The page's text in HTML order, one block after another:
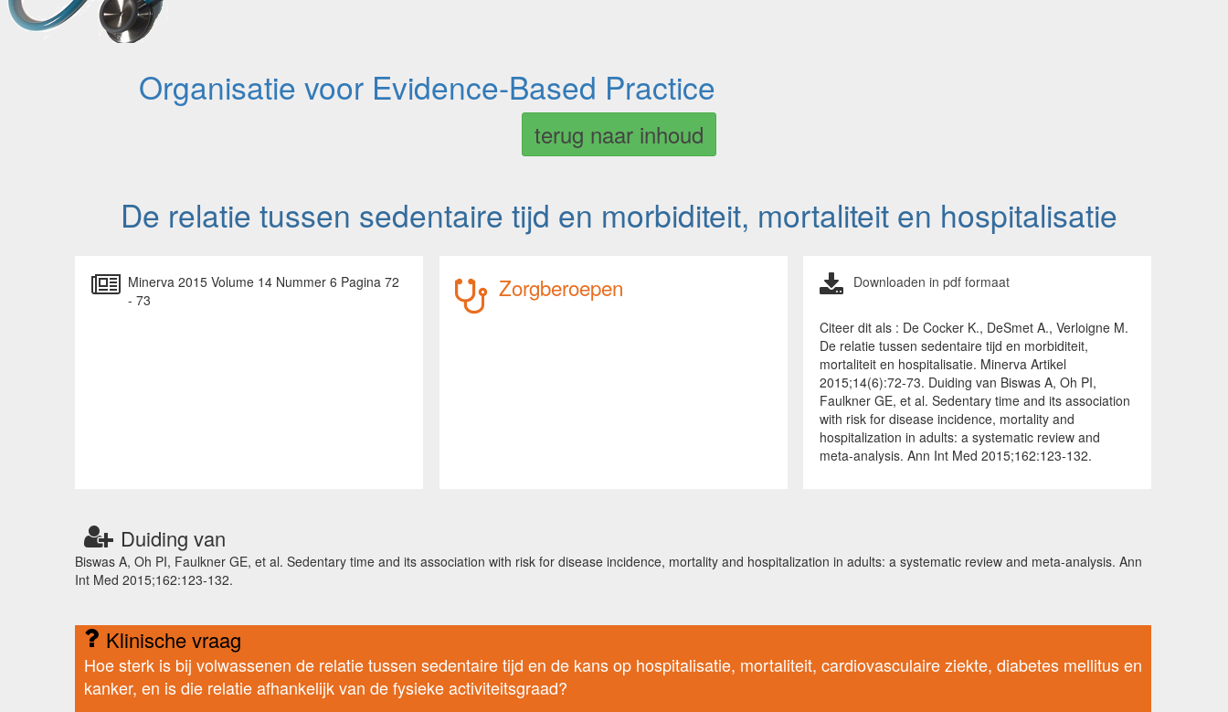
Organisatie voor Evidence-Based Practice
terug naar inhoud
De relatie tussen sedentaire tijd en morbiditeit, mortaliteit en hospitalisatie
Minerva 2015 Volume 14 Nummer 6 Pagina 72
- 73
Zorgberoepen Downloaden in pdf formaat
Citeer dit als : De Cocker K., DeSmet A., Verloigne M.
De relatie tussen sedentaire tijd en morbiditeit,
mortaliteit en hospitalisatie. Minerva Artikel
2015;14(6):72-73. Duiding van Biswas A, Oh PI,
Faulkner GE, et al. Sedentary time and its association
with risk for disease incidence, mortality and
hospitalization in adults: a systematic review and
meta-analysis. Ann Int Med 2015;162:123-132.
Duiding van
Biswas A, Oh PI, Faulkner GE, et al. Sedentary time and its association with risk for disease incidence, mortality and hospitalization in adults: a systematic review and meta-analysis. Ann
Int Med 2015;162:123-132.
Klinische vraag
Hoe sterk is bij volwassenen de relatie tussen sedentaire tijd en de kans op hospitalisatie, mortaliteit, cardiovasculaire ziekte, diabetes mellitus en
kanker, en is die relatie afhankelijk van de fysieke activiteitsgraad?